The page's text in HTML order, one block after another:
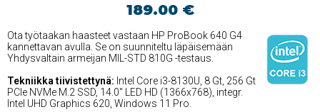
189.00 €
Ota työtaakan haasteet vastaan HP ProBook 640 G4
kannettavan avulla. Se on suunniteltu läpäisemään
Yhdysvaltain armeijan MIL-STD 810G -testaus.
Tekniikka tiivistettynä: Intel Core i3-8130U, 8 Gt, 256 Gt
PCIe NVMe M.2 SSD, 14.0'' LED HD (1366x768), integr.
Intel UHD Graphics 620, Windows 11 Pro.